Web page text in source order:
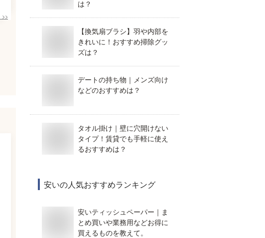
>>
は？
【換気扇ブラシ】羽や内部を
きれいに！おすすめ掃除グッ
ズは？
デートの持ち物｜メンズ向け
などのおすすめは？
タオル掛け｜壁に穴開けない
タイプ！賃貸でも手軽に使え
るおすすめは？
安いの人気おすすめランキング
安いティッシュペーパー｜ま
とめ買いや業務用などお得に
買えるものを教えて。